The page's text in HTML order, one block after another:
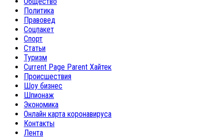
Политика
Правовед
Соцпакет
Спорт
Статьи
Туризм
Current Page Parent Хайтек
Происшествия
Шоу бизнес
Шпионаж
Экономика
Онлайн карта коронавируса
Контакты
Лента